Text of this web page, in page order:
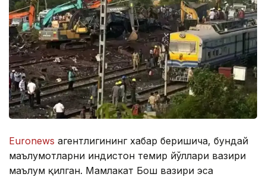
Euronews агентлигининг хабар беришича, бундай
маълумотларни Ҳиндистон темир йўллари вазири
маълум қилган. Мамлакат Бош вазири эса